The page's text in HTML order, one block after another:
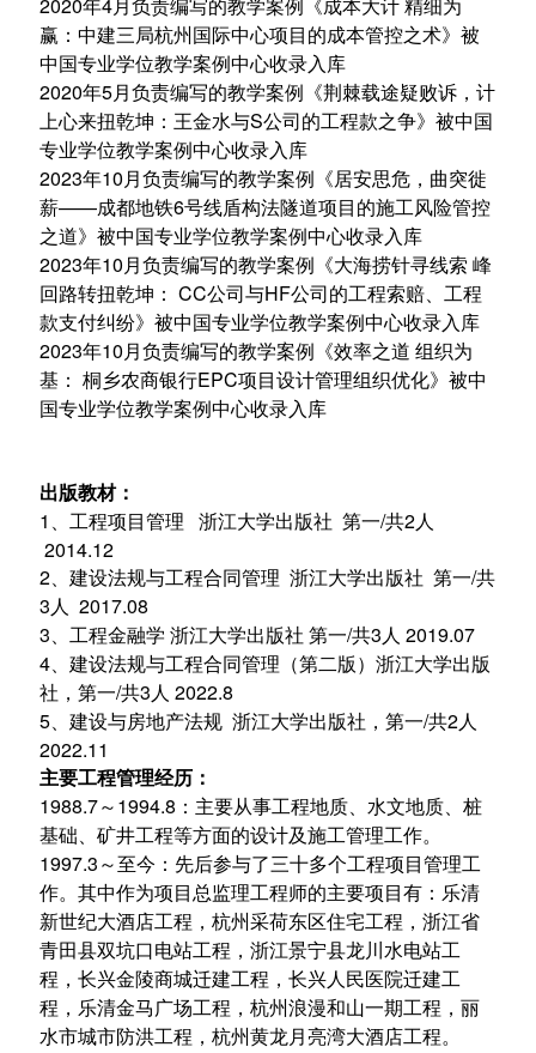
赢：中建三局杭州国际中心项目的成本管控之术》被
中国专业学位教学案例中心收录入库
2020年5月负责编写的教学案例《荆棘载途疑败诉，计
上心来扭乾坤：王金水与S公司的工程款之争》被中国
专业学位教学案例中心收录入库
2023年10月负责编写的教学案例《居安思危，曲突徙
薪——成都地铁6号线盾构法隧道项目的施工风险管控
之道》 被中国专业学位教学案例中心收录入库
2023年10月负责编写的教学案例《大海捞针寻线索 峰
回路转扭乾坤： CC公司与HF公司的工程索赔、工程
款支付纠纷》被中国专业学位教学案例中心收录入库
2023年10月负责编写的教学案例《效率之道 组织为
基： 桐乡农商银行EPC项目设计管理组织优化》被中
国专业学位教学案例中心收录入库
出版教材：
1、工程项目管理 浙江大学出版社 第一/共2人
2014.12
2、建设法规与工程合同管理 浙江大学出版社 第一/共
3人 2017.08
3、工程金融学 浙江大学出版社 第一/共3人 2019.07
4、建设法规与工程合同管理（第二版）浙江大学出版
社，第一/共3人 2022.8
5、建设与房地产法规 浙江大学出版社，第一/共2人
2022.11
主要工程管理经历：
1988.7～1994.8：主要从事工程地质、水文地质、桩
基础、矿井工程等方面的设计及施工管理工作。
1997.3～至今：先后参与了三十多个工程项目管理工
作。其中作为项目总监理工程师的主要项目有：乐清
新世纪大酒店工程，杭州采荷东区住宅工程，浙江省
青田县双坑口电站工程，浙江景宁县龙川水电站工
程，长兴金陵商城迁建工程，长兴人民医院迁建工
程，乐清金马广场工程，杭州浪漫和山一期工程，丽
水市城市防洪工程，杭州黄龙月亮湾大酒店工程。